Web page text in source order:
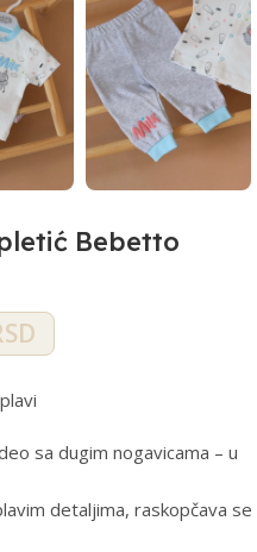
Bebetto
sa dugim nogavicama – u
detaljima, raskopčava se